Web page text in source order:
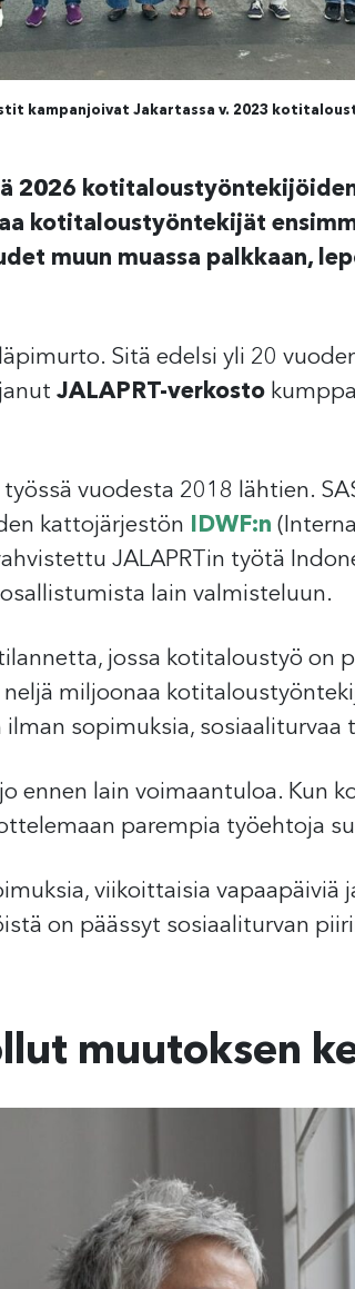
kampanjoivat Jakartassa v. 2023
2026
kotitaloustyöntekijät
muun muassa palkkaan,
Sitä edelsi yli 20
JALAPRT-verkosto
vuodesta 2018 lähtien.
kattojärjestön
IDWF:n
JALAPRTin työtä
lain valmisteluun.
jossa kotitaloustyö on
miljoonaa
sopimuksia, sosiaaliturvaa
ennen lain voimaantuloa. Kun
parempia työehtoja
viikoittaisia vapaapäiviä
on päässyt sosiaaliturvan
muutoksen